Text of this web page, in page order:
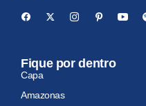
Fique por dentro
Capa
Amazonas